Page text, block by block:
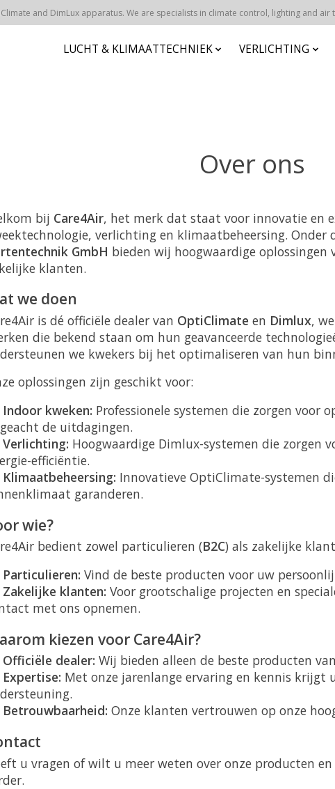
and DimLux apparatus. We are specialists in climate control, lighting and air
LUCHT & KLIMAATTECHNIEK VERLICHTING
Over ons
bij Care4Air, het merk dat staat voor innovatie en
verlichting en klimaatbeheersing. Onder
GmbH bieden wij hoogwaardige oplossingen
klanten.
we doen
is dé officiële dealer van OptiClimate en Dimlux,
die bekend staan om hun geavanceerde
we kwekers bij het optimaliseren van hun
oplossingen zijn geschikt voor:
Indoor kweken: Professionele systemen die zorgen voor
de uitdagingen.
Verlichting: Hoogwaardige Dimlux-systemen die zorgen
efficiëntie.
Klimaatbeheersing: Innovatieve OptiClimate-systemen
garanderen.
wie?
bedient zowel particulieren (B2C) als zakelijke
Particulieren: Vind de beste producten voor uw
Zakelijke klanten: Voor grootschalige projecten en
met ons opnemen.
kiezen voor Care4Air?
Officiële dealer: Wij bieden alleen de beste producten
Expertise: Met onze jarenlange ervaring en kennis krijgt
Betrouwbaarheid: Onze klanten vertrouwen op onze
u vragen of wilt u meer weten over onze producten